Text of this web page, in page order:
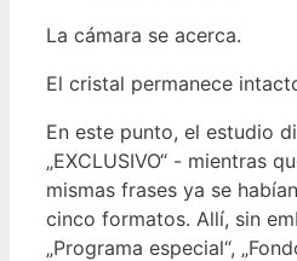
La cámara se acerca.
El cristal permanece
En este punto, el estudio
„EXCLUSIVO“ - mientras
mismas frases ya se
cinco formatos. Allí, sin
„Programa especial“,